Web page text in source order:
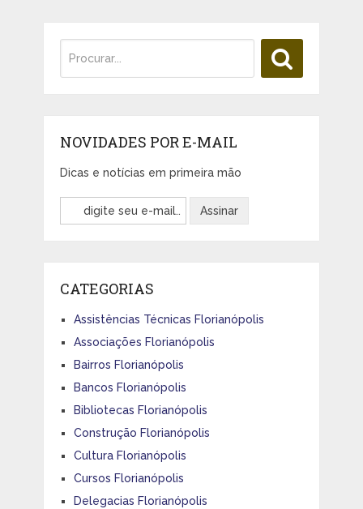
NOVIDADES POR E-MAIL
Dicas e notícias em primeira mão
CATEGORIAS
Assistências Técnicas Florianópolis
Associações Florianópolis
Bairros Florianópolis
Bancos Florianópolis
Bibliotecas Florianópolis
Construção Florianópolis
Cultura Florianópolis
Cursos Florianópolis
Delegacias Florianópolis